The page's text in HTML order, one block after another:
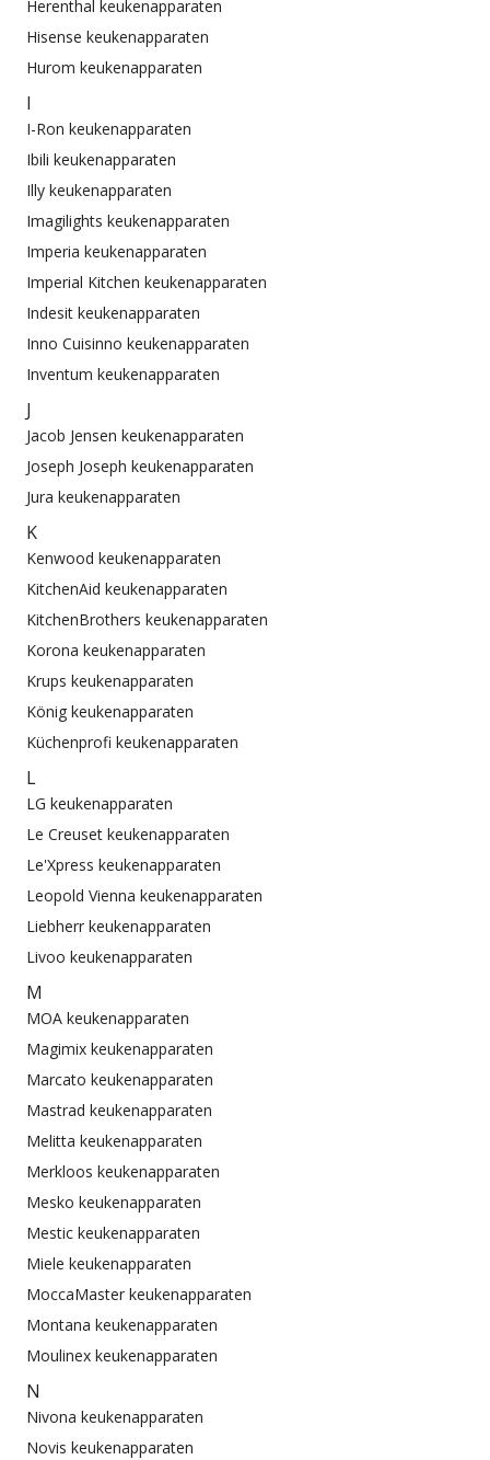
Herenthal keukenapparaten
Hisense keukenapparaten
Hurom keukenapparaten
I
I-Ron keukenapparaten
Ibili keukenapparaten
Illy keukenapparaten
Imagilights keukenapparaten
Imperia keukenapparaten
Imperial Kitchen keukenapparaten
Indesit keukenapparaten
Inno Cuisinno keukenapparaten
Inventum keukenapparaten
J
Jacob Jensen keukenapparaten
Joseph Joseph keukenapparaten
Jura keukenapparaten
K
Kenwood keukenapparaten
KitchenAid keukenapparaten
KitchenBrothers keukenapparaten
Korona keukenapparaten
Krups keukenapparaten
König keukenapparaten
Küchenprofi keukenapparaten
L
LG keukenapparaten
Le Creuset keukenapparaten
Le'Xpress keukenapparaten
Leopold Vienna keukenapparaten
Liebherr keukenapparaten
Livoo keukenapparaten
M
MOA keukenapparaten
Magimix keukenapparaten
Marcato keukenapparaten
Mastrad keukenapparaten
Melitta keukenapparaten
Merkloos keukenapparaten
Mesko keukenapparaten
Mestic keukenapparaten
Miele keukenapparaten
MoccaMaster keukenapparaten
Montana keukenapparaten
Moulinex keukenapparaten
N
Nivona keukenapparaten
Novis keukenapparaten